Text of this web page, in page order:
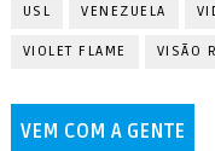
USL VENEZUELA
VIOLET FLAME VISÃO
VEM COM A GENTE